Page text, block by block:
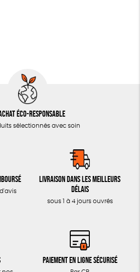
éco-responsable
sélectionnés avec soin
Livraison dans les meilleurs
délais
sous 1 à 4 jours ouvrés
Paiement en ligne sécurisé